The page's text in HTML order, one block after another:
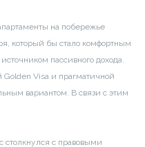
на побережье
который бы стало комфортным
пассивного дохода.
Visa и прагматичной
вариантом. В связи с этим
столкнулся с правовыми